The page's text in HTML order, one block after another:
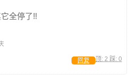
全停了!!
顶: 2 踩: 0
回复